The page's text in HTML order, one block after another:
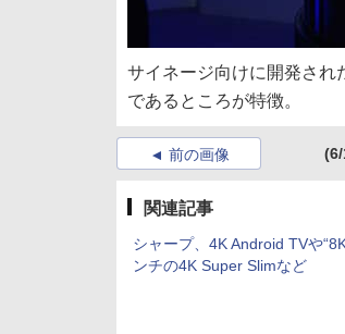
サイネージ向けに開発され
であるところが特徴。
前の画像
関連記事
シャープ、4K Android TVや
ンチの4K Super Slimなど